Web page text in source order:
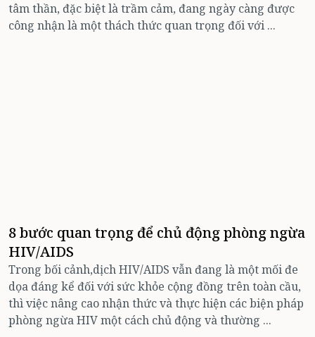
tâm thần, đặc biệt là trầm cảm, đang ngày càng được
công nhận là một thách thức quan trọng đối với ...
8 bước quan trọng để chủ động phòng ngừa
HIV/AIDS
Trong bối cảnh,dịch HIV/AIDS vẫn đang là một mối đe
dọa đáng kể đối với sức khỏe cộng đồng trên toàn cầu,
thì việc nâng cao nhận thức và thực hiện các biện pháp
phòng ngừa HIV một cách chủ động và thường ...